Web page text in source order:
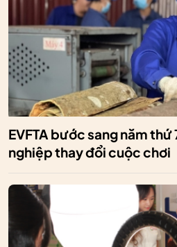
EVFTA bước sang năm
nghiệp thay đổi cuộc chơi